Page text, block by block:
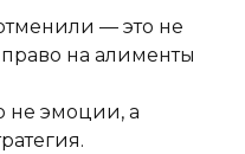
— это не
на алименты
не эмоции, а